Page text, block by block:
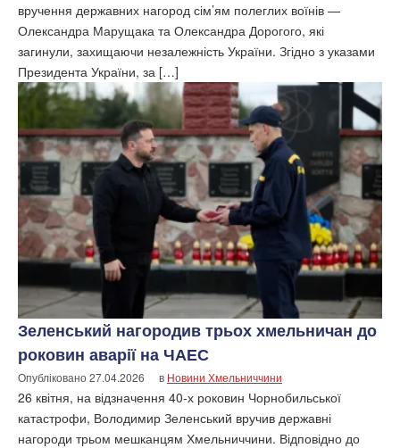
вручення державних нагород сім’ям полеглих воїнів —
Олександра Марущака та Олександра Дорогого, які
загинули, захищаючи незалежність України. Згідно з указами
Президента України, за […]
Зеленський нагородив трьох хмельничан до
роковин аварії на ЧАЕС
Опубліковано27.04.2026 в Новини Хмельниччини
26 квітня, на відзначення 40-х роковин Чорнобильської
катастрофи, Володимир Зеленський вручив державні
нагороди трьом мешканцям Хмельниччини. Відповідно до